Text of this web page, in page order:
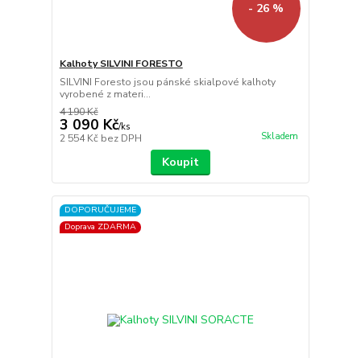
- 26 %
Kalhoty SILVINI FORESTO
SILVINI Foresto jsou pánské skialpové kalhoty
vyrobené z materi...
4 190 Kč
3 090 Kč/ks
2 554 Kč bez DPH Skladem
Koupit
DOPORUČUJEME
Doprava ZDARMA